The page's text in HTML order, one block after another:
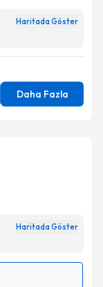
Haritada Göster
Daha Fazla
Haritada Göster